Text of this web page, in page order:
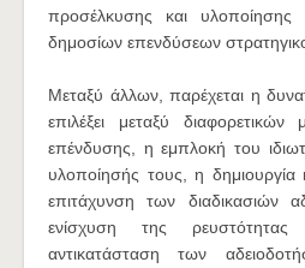
προσέλκυσης και υλοποίησης
δημοσίων επενδύσεων
Μεταξύ άλλων, παρέχεται η
επιλέξει μεταξύ
επένδυσης, η εμπλοκή του
υλοποίησής τους, η δημιουργία
επιτάχυνση των διαδικασιών
ενίσχυση της
αντικατάσταση των